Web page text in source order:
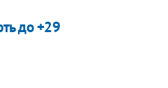
до +29